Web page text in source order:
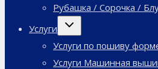
Рубашка / Сорочка /
Услуги
Переключить
дочернее
Услуги по пошиву
Услуги Машинная